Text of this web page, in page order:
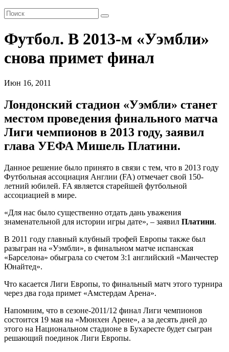
Футбол. В 2013-м «Уэмбли»
снова примет финал
Июн 16, 2011
Лондонский стадион «Уэмбли» станет
местом проведения финального матча
Лиги чемпионов в 2013 году, заявил
глава УЕФА Мишель Платини.
Данное решение было принято в связи с тем, что в 2013 году
Футбольная ассоциация Англии (FA) отмечает свой 150-
летний юбилей. FA является старейшей футбольной
ассоциацией в мире.
«Для нас было существенно отдать дань уважения
знаменательной для истории игры дате», – заявил Платини.
В 2011 году главный клубный трофей Европы также был
разыгран на «Уэмбли», в финальном матче испанская
«Барселона» обыграла со счетом 3:1 английский «Манчестер
Юнайтед».
Что касается Лиги Европы, то финальный матч этого турнира
через два года примет «Амстердам Арена».
Напомним, что в сезоне-2011/12 финал Лиги чемпионов
состоится 19 мая на «Мюнхен Арене», а за десять дней до
этого на Национальном стадионе в Бухаресте будет сыгран
решающий поединок Лиги Европы.